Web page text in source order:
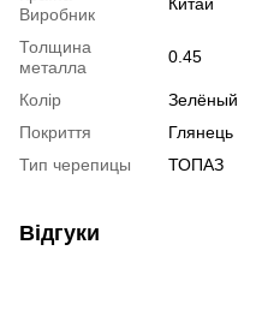
Виробник
Толщина
металла
0.45
Колір
Зелёный
Покриття
Глянець
Тип черепицы
ТОПАЗ
Відгуки